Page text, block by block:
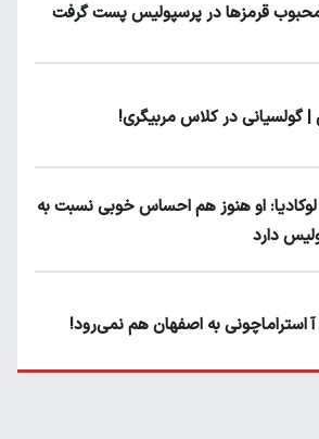
قرمزها در پرسپولیس پست گرفت
در کلاس مربیگری!
او هنوز هم احساس خوبی نسبت به
دارد
آ استراماچونی به اصفهان هم نمی‌رود!